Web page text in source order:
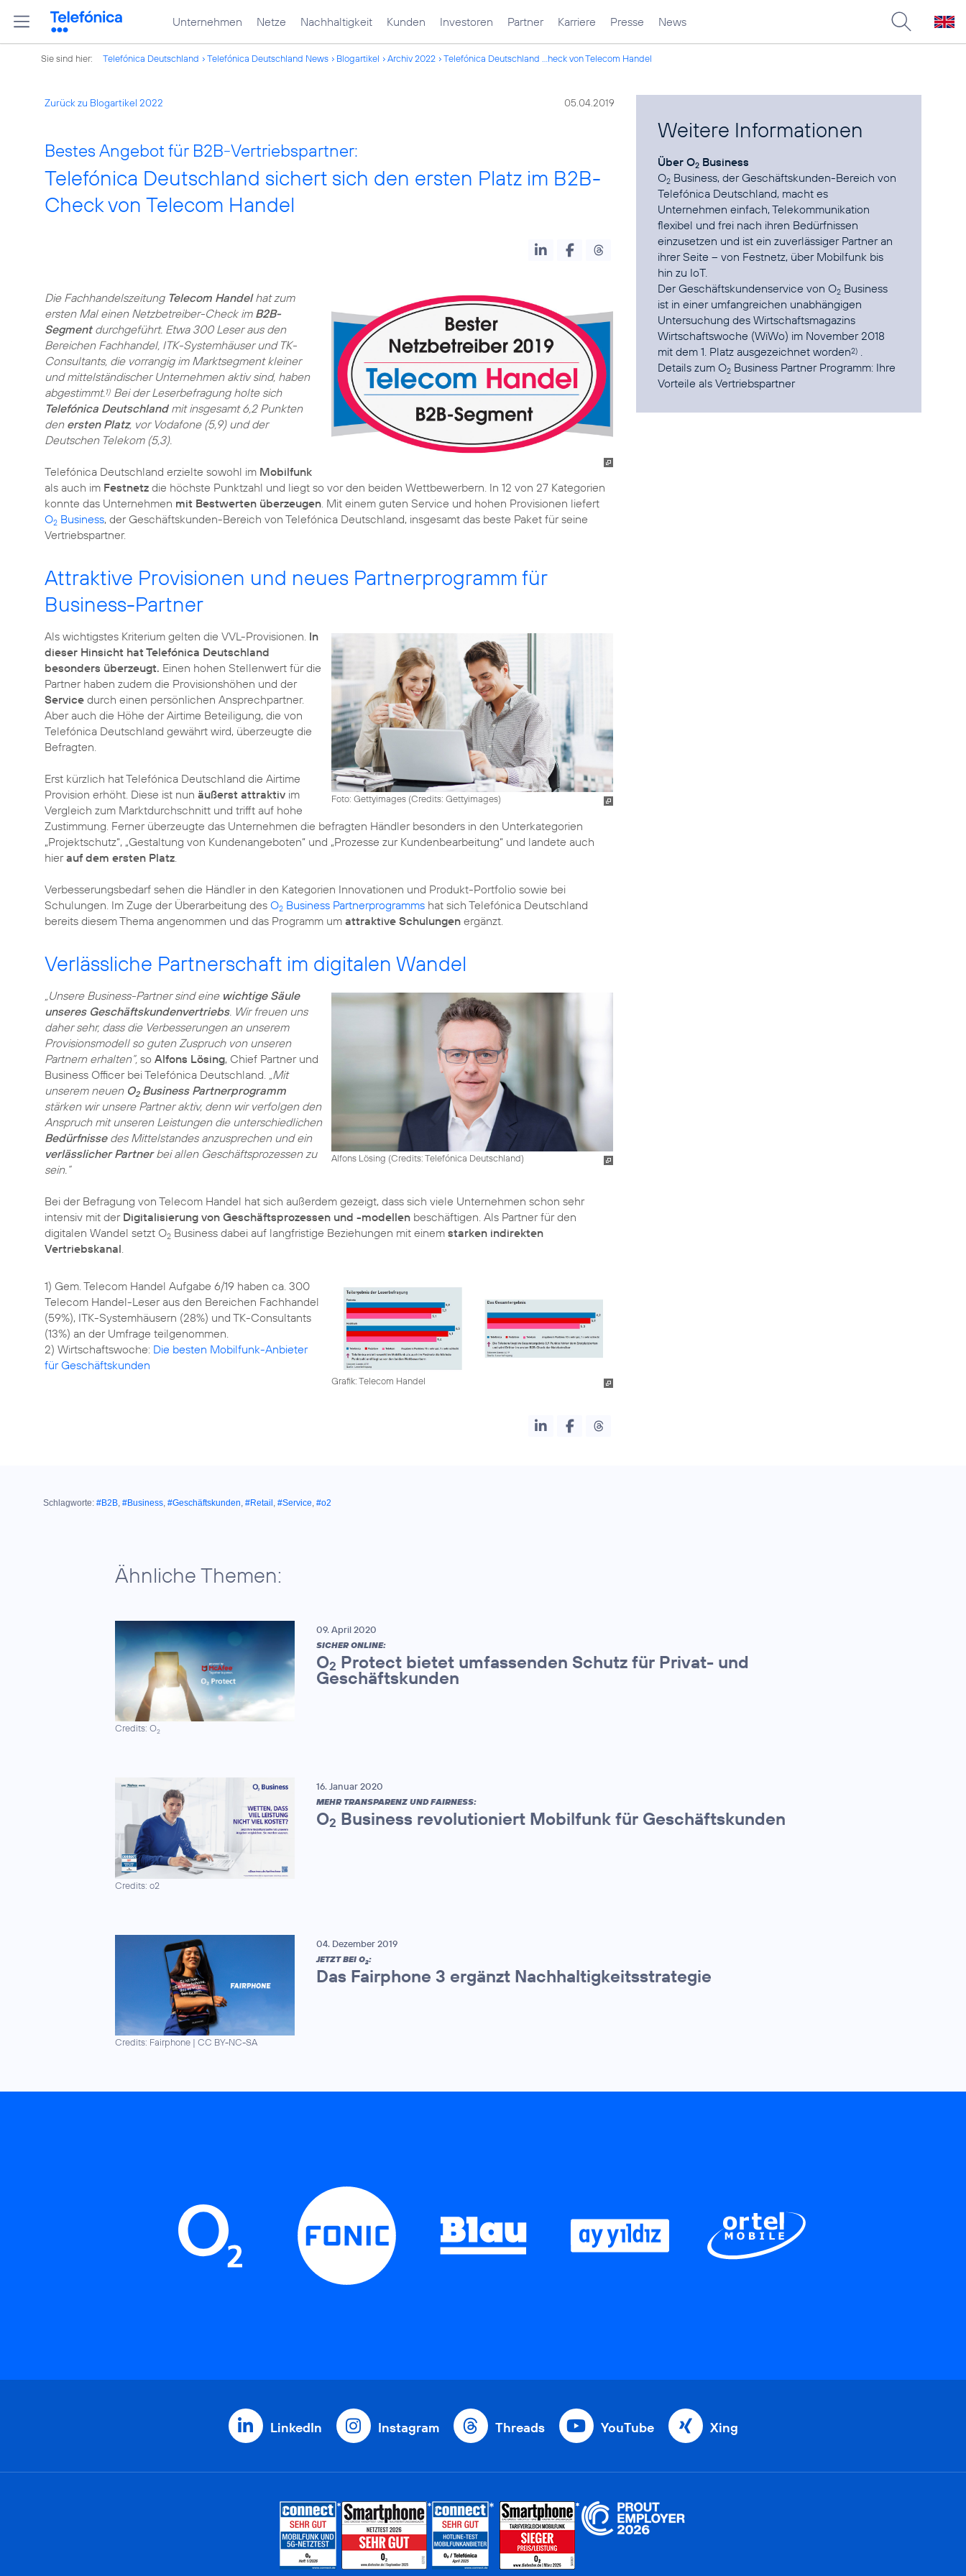
Unternehmen Netze Nachhaltigkeit Kunden Investoren Partner Karriere Presse News
Sie sind hier: Telefónica Deutschland Telefónica Deutschland News Blogartikel Archiv 2022 Telefónica Deutschland ...heck von Telecom Handel
Zurück zu Blogartikel 2022 05.04.2019
Bestes Angebot für B2B-Vertriebspartner:
Telefónica Deutschland sichert sich den ersten Platz im B2B-
Check von Telecom Handel
Die Fachhandelszeitung Telecom Handelhat zum
ersten Mal einen Netzbetreiber-Check im B2B-
Segmentdurchgeführt. Etwa 300 Leser aus den
Bereichen Fachhandel, ITK-Systemhäuser und TK-
Consultants, die vorrangig im Marktsegment kleiner
und mittelständischer Unternehmen aktiv sind, haben
abgestimmt.1) Bei der Leserbefragung holte sich
Telefónica Deutschlandmit insgesamt 6,2 Punkten
den ersten Platz, vor Vodafone (5,9) und der
Deutschen Telekom (5,3).
Telefónica Deutschland erzielte sowohl im Mobilfunk
als auch im Festnetz die höchste Punktzahl und liegt so vor den beiden Wettbewerbern. In 12 von 27 Kategorien
konnte das Unternehmen mit Bestwerten überzeugen. Mit einem guten Service und hohen Provisionen liefert
O2 Business, der Geschäftskunden-Bereich von Telefónica Deutschland, insgesamt das beste Paket für seine
Vertriebspartner.
Attraktive Provisionen und neues Partnerprogramm für
Business-Partner
Foto: Gettyimages (Credits: Gettyimages)
Als wichtigstes Kriterium gelten die VVL-Provisionen. In
dieser Hinsicht hat Telefónica Deutschland
besonders überzeugt. Einen hohen Stellenwert für die
Partner haben zudem die Provisionshöhen und der
Service durch einen persönlichen Ansprechpartner.
Aber auch die Höhe der Airtime Beteiligung, die von
Telefónica Deutschland gewährt wird, überzeugte die
Befragten.
Erst kürzlich hat Telefónica Deutschland die Airtime
Provision erhöht. Diese ist nun äußerst attraktiv im
Vergleich zum Marktdurchschnitt und trifft auf hohe
Zustimmung. Ferner überzeugte das Unternehmen die befragten Händler besonders in den Unterkategorien
„Projektschutz“, „Gestaltung von Kundenangeboten“ und „Prozesse zur Kundenbearbeitung“ und landete auch
hierauf dem ersten Platz.
Verbesserungsbedarf sehen die Händler in den Kategorien Innovationen und Produkt-Portfolio sowie bei
Schulungen. Im Zuge der Überarbeitung des O2 Business Partnerprogramms hat sich Telefónica Deutschland
bereits diesem Thema angenommen und das Programm um attraktive Schulungen ergänzt.
Verlässliche Partnerschaft im digitalen Wandel
Alfons Lösing (Credits: Telefónica Deutschland)
„Unsere Business-Partner sind eine wichtige Säule
unseres Geschäftskundenvertriebs. Wir freuen uns
daher sehr, dass die Verbesserungen an unserem
Provisionsmodell so guten Zuspruch von unseren
Partnern erhalten“, so Alfons Lösing, Chief Partner und
Business Officer bei Telefónica Deutschland. „Mit
unserem neuen O2Business Partnerprogramm
stärken wir unsere Partner aktiv, denn wir verfolgen den
Anspruch mit unseren Leistungen die unterschiedlichen
Bedürfnissedes Mittelstandes anzusprechen und ein
verlässlicher Partnerbei allen Geschäftsprozessen zu
sein.“
Bei der Befragung von Telecom Handel hat sich außerdem gezeigt, dass sich viele Unternehmen schon sehr
intensiv mit der Digitalisierung von Geschäftsprozessen und -modellen beschäftigen. Als Partner für den
digitalen Wandel setzt O2 Business dabei auf langfristige Beziehungen mit einem starken indirekten
Vertriebskanal.
Grafik: Telecom Handel
1) Gem. Telecom Handel Aufgabe 6/19 haben ca. 300
Telecom Handel-Leser aus den Bereichen Fachhandel
(59%), ITK-Systemhäusern (28%) und TK-Consultants
(13%) an der Umfrage teilgenommen.
2) Wirtschaftswoche: Die besten Mobilfunk-Anbieter
für Geschäftskunden
Weitere Informationen
Über O2 Business
O2 Business, der Geschäftskunden-Bereich von
Telefónica Deutschland, macht es
Unternehmen einfach, Telekommunikation
flexibel und frei nach ihren Bedürfnissen
einzusetzen und ist ein zuverlässiger Partner an
ihrer Seite – von Festnetz, über Mobilfunk bis
hin zu IoT.
Der Geschäftskundenservice von O2 Business
ist in einer umfangreichen unabhängigen
Untersuchung des Wirtschaftsmagazins
Wirtschaftswoche (WiWo) im November 2018
mit dem 1. Platz ausgezeichnet worden2) .
Details zum O2 Business Partner Programm: Ihre
Vorteile als Vertriebspartner
Schlagworte: #B2B #Business #Geschäftskunden #Retail #Service #o2
Ähnliche Themen:
Credits: O2
09. April 2020
SICHER ONLINE:
O2 Protect bietet umfassenden Schutz für Privat- und
Geschäftskunden
Credits: o2
16. Januar 2020
MEHR TRANSPARENZ UND FAIRNESS:
O2 Business revolutioniert Mobilfunk für Geschäftskunden
Credits: Fairphone | CC BY-NC-SA
04. Dezember 2019
JETZT BEI O2:
Das Fairphone 3 ergänzt Nachhaltigkeitsstrategie
LinkedIn Instagram Threads YouTube Xing